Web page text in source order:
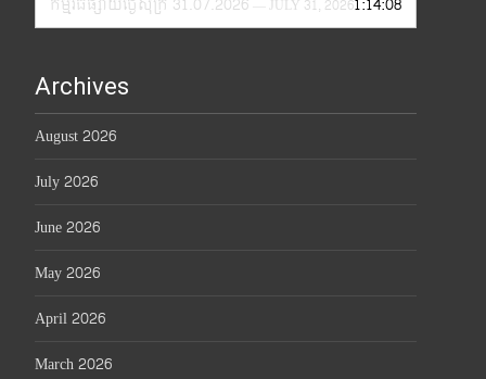
— JULY 31, 2026
Archives
August 2026
July 2026
June 2026
May 2026
April 2026
March 2026